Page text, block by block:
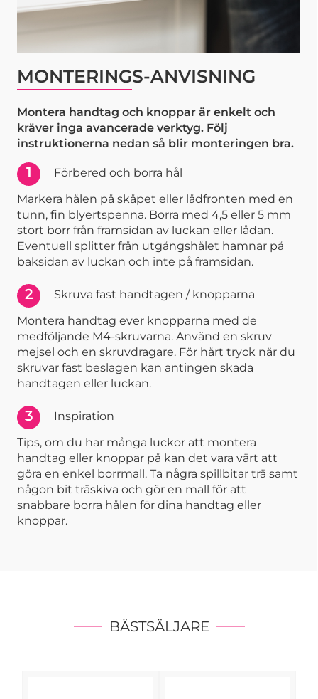
MONTERINGS-ANVISNING
Montera handtag och knoppar är enkelt och
kräver inga avancerade verktyg. Följ
instruktionerna nedan så blir monteringen bra.
1
Förbered och borra hål
Markera hålen på skåpet eller lådfronten med en
tunn, fin blyertspenna. Borra med 4,5 eller 5 mm
stort borr från framsidan av luckan eller lådan.
Eventuell splitter från utgångshålet hamnar på
baksidan av luckan och inte på framsidan.
2
Skruva fast handtagen / knopparna
Montera handtag ever knopparna med de
medföljande M4-skruvarna. Använd en skruv
mejsel och en skruvdragare. För hårt tryck när du
skruvar fast beslagen kan antingen skada
handtagen eller luckan.
3
Inspiration
Tips, om du har många luckor att montera
handtag eller knoppar på kan det vara värt att
göra en enkel borrmall. Ta några spillbitar trä samt
någon bit träskiva och gör en mall för att
snabbare borra hålen för dina handtag eller
knoppar.
BÄSTSÄLJARE